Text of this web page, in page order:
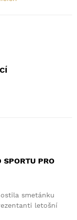
SPORTU PRO
smetánku
letošní